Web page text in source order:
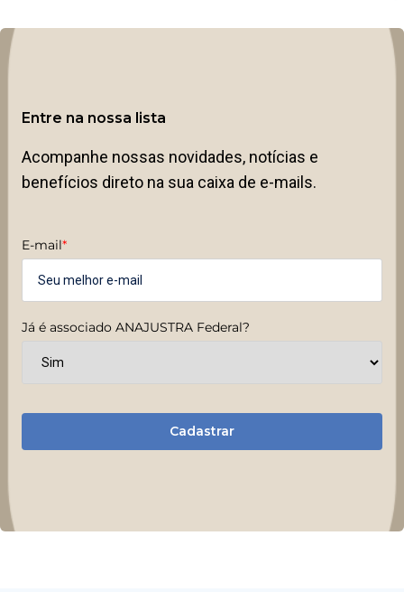
Entre na nossa lista
Acompanhe nossas novidades, notícias e
benefícios direto na sua caixa de e-mails.
E-mail*
Já é associado ANAJUSTRA Federal?
Cadastrar